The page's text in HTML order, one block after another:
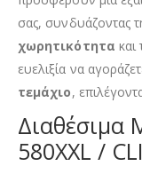
σας, συνδυάζοντας
χωρητικότητα και
ευελιξία να
τεμάχιο,
Διαθέσιμα
580XXL /